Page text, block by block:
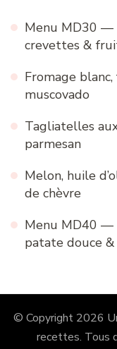
Menu MD30 —
crevettes &
Fromage
muscovado
Tagliatelles
parmesan
Melon, huile
de chèvre
Menu MD40 —
patate douce
© Copyright 2026
recettes. Tous